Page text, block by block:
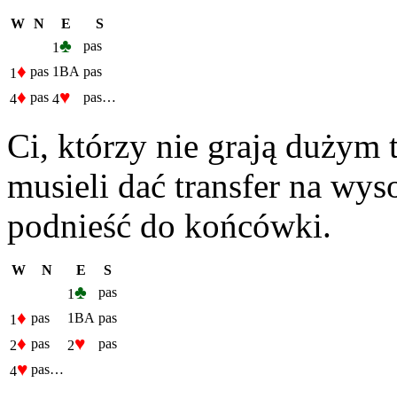
W N E
S
1♣
pas
1♦ pas 1BA pas
4♦ pas 4♥ pas…
Ci, którzy nie grają dużym
musieli dać transfer na
podnieść do końcówki.
W N E
S
1♣
pas
1♦ pas 1BA pas
2♦ pas 2♥
pas
4♥ pas…